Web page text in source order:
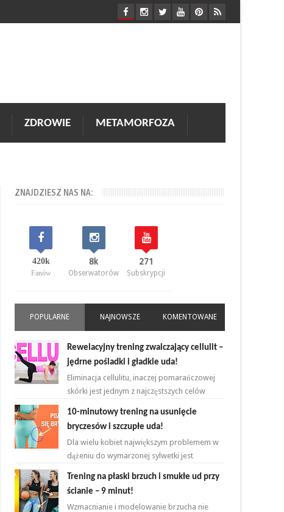
ZDROWIE METAMORFOZA
ZNAJDZIESZ NAS NA:
420k
Fanów
8k
Obserwatorów
271
Subskrypcji
POPULARNE NAJNOWSZE KOMENTOWANE
Rewelacyjny trening zwalczający cellulit –
jędrne pośladki i gładkie uda!
Eliminacja cellulitu, inaczej pomarańczowej
skórki jest jednym z najczęstszych celów
ćwiczeniami. ...
10-minutowy trening na usunięcie
bryczesów i szczupłe uda!
Dla wielu kobiet największym problemem w
dążeniu do wymarzonej sylwetki jest
tłuszczowej w okoli...
Trening na płaski brzuch i smukłe ud przy
ścianie – 9 minut!
Wzmacnianie i modelowanie brzucha nie